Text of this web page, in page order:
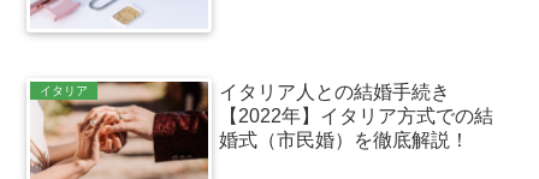
イタリア
イタリア人との結婚手続き
【2022年】イタリア方式での結
婚式（市民婚）を徹底解説！